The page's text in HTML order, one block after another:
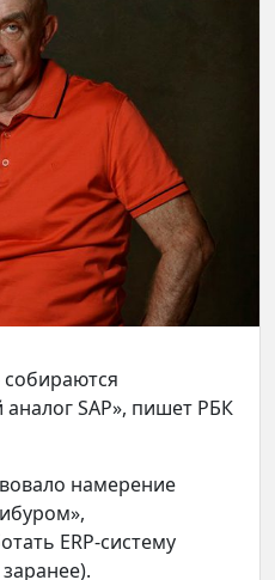
собираются
аналог SAP», пишет РБК
намерение
ERP-систему